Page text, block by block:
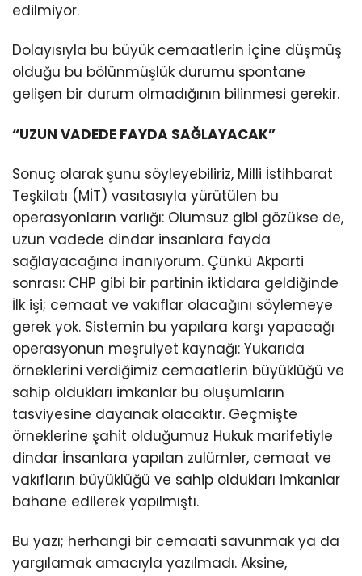
edilmiyor.
Dolayısıyla bu büyük cemaatlerin içine düşmüş
olduğu bu bölünmüşlük durumu spontane
gelişen bir durum olmadığının bilinmesi gerekir.
“UZUN VADEDE FAYDA SAĞLAYACAK”
Sonuç olarak şunu söyleyebiliriz, Milli İstihbarat
Teşkilatı (MİT) vasıtasıyla yürütülen bu
operasyonların varlığı: Olumsuz gibi gözükse de,
uzun vadede dindar insanlara fayda
sağlayacağına inanıyorum. Çünkü Akparti
sonrası: CHP gibi bir partinin iktidara geldiğinde
İlk işi; cemaat ve vakıflar olacağını söylemeye
gerek yok. Sistemin bu yapılara karşı yapacağı
operasyonun meşruiyet kaynağı: Yukarıda
örneklerini verdiğimiz cemaatlerin büyüklüğü ve
sahip oldukları imkanlar bu oluşumların
tasviyesine dayanak olacaktır. Geçmişte
örneklerine şahit olduğumuz Hukuk marifetiyle
dindar İnsanlara yapılan zulümler, cemaat ve
vakıfların büyüklüğü ve sahip oldukları imkanlar
bahane edilerek yapılmıştı.
Bu yazı; herhangi bir cemaati savunmak ya da
yargılamak amacıyla yazılmadı. Aksine,